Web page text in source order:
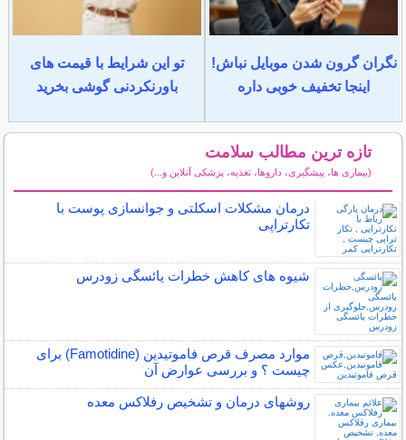
نگران گرون شدن موبایل نباش!
اینجا تخفیف خوبی داره
تو این شرایط با قیمت های
باورنکردنی گوشی بخرید
تازه ترین مطالب سلامت
(بیماری ها، پیشگیری، داروها، تغذیه، پزشکی آنلاین و...)
درمان مشکلات اسکلتی و جوانسازی پوست با
تکارتراپی
شیوه های کاهش خطرات یائسگی زودرس
موارد مصرف قرص فاموتیدین (Famotidine) برای
چیست ؟ و بررسی عوارض آن
روشهای درمان و تشخیص رفلاکس معده